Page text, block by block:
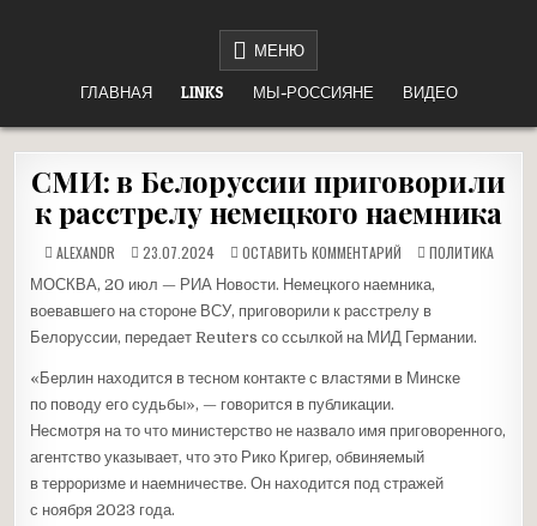
МЕНЮ
ГЛАВНАЯ LINKS МЫ-РОССИЯНЕ ВИДЕО
СМИ: в Белоруссии приговорили
к расстрелу немецкого наемника
ALEXANDR 23.07.2024 ОСТАВИТЬ КОММЕНТАРИЙНА
СМИ:
В
БЕЛОРУССИИ
ПРИГОВОРИЛИ
К
РАССТРЕЛУ
НЕМЕЦКОГО
ОПУБЛИКОВАНО
В
ПОЛИТИКА
МОСКВА, 20 июл — РИА Новости. Немецкого наемника,
воевавшего на стороне ВСУ, приговорили к расстрелу в
Белоруссии, передает Reuters со ссылкой на МИД Германии.
«Берлин находится в тесном контакте с властями в Минске
по поводу его судьбы», — говорится в публикации.
Несмотря на то что министерство не назвало имя приговоренного,
агентство указывает, что это Рико Кригер, обвиняемый
в терроризме и наемничестве. Он находится под стражей
с ноября 2023 года.